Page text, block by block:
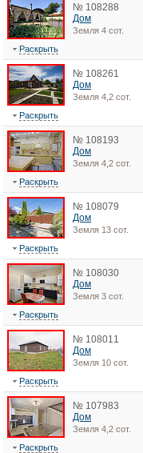
№ 108288
Дом
Земля 4 сот.
Раскрыть
№ 108261
Дом
Земля 4,2 сот.
Раскрыть
№ 108193
Дом
Земля 4,2 сот.
Раскрыть
№ 108079
Дом
Земля 13 сот.
Раскрыть
№ 108030
Дом
Земля 3 сот.
Раскрыть
№ 108011
Дом
Земля 10 сот.
Раскрыть
№ 107983
Дом
Земля 4,2 сот.
Раскрыть